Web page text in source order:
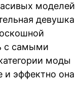
моделей
девушка
с самыми
моды
и эффектно она